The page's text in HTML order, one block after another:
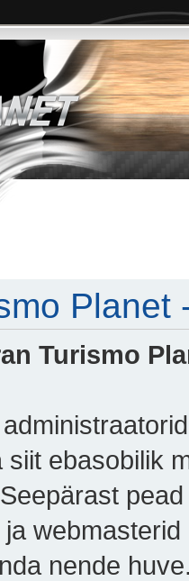
Planet
Turismo
siit ebasobilik
nende